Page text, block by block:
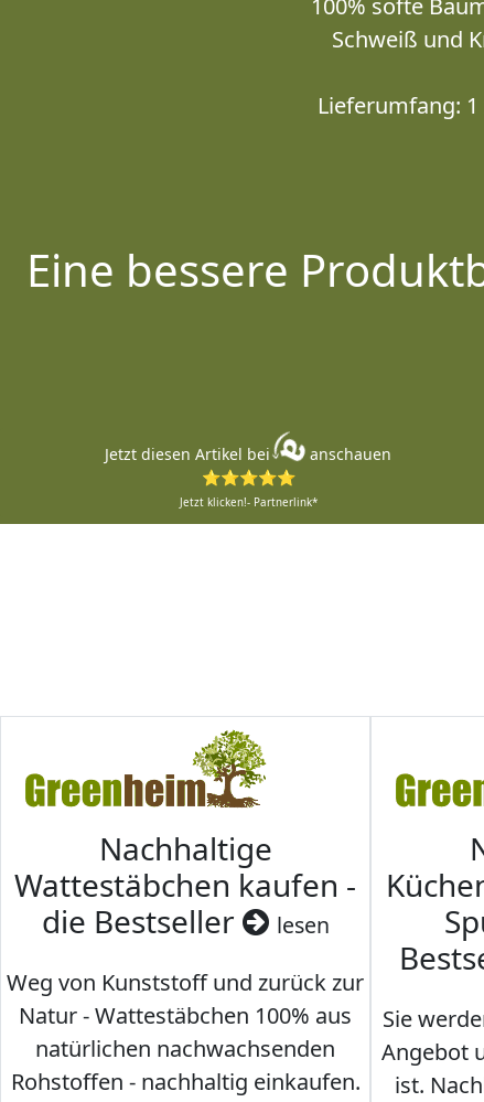
100% softe
Schweiß und
Lieferumfang:
Eine bessere
Jetzt diesen Artikel bei
anschauen
⭐⭐⭐⭐⭐
Jetzt klicken!- Partnerlink*
Nachhaltige
Wattestäbchen kaufen -
die Bestseller
lesen
Weg von Kunststoff und zurück zur
Natur - Wattestäbchen 100% aus
natürlichen nachwachsenden
Rohstoffen - nachhaltig einkaufen.
Sie
Angebot
ist.